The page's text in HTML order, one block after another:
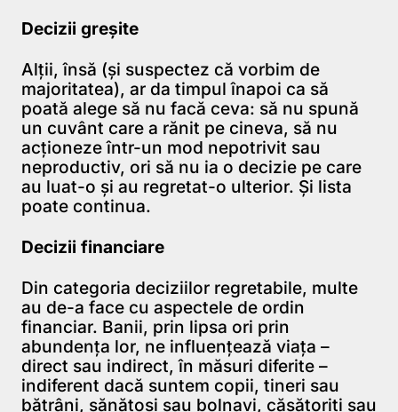
Decizii greșite
Alţii, însă (şi suspectez că vorbim de
majoritatea), ar da timpul înapoi ca să
poată alege să nu facă ceva: să nu spună
un cuvânt care a rănit pe cineva, să nu
acţioneze într-un mod nepotrivit sau
neproductiv, ori să nu ia o decizie pe care
au luat-o şi au regretat-o ulterior. Şi lista
poate continua.
Decizii financiare
Din categoria deciziilor regretabile, multe
au de-a face cu aspectele de ordin
financiar. Banii, prin lipsa ori prin
abundenţa lor, ne influenţează viaţa –
direct sau indirect, în măsuri diferite –
indiferent dacă suntem copii, tineri sau
bătrâni, sănătoşi sau bolnavi, căsătoriţi sau